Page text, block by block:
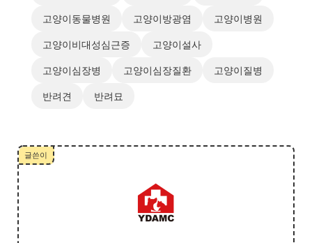
고양이동물병원
고양이방광염
고양이병원
고양이비대성심근증
고양이설사
고양이심장병
고양이심장질환
고양이질병
반려견
반려묘
글쓴이